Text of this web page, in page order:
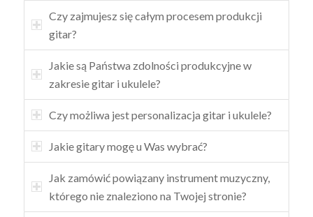
Czy zajmujesz się całym procesem produkcji
gitar?
Jakie są Państwa zdolności produkcyjne w
zakresie gitar i ukulele?
Czy możliwa jest personalizacja gitar i ukulele?
Jakie gitary mogę u Was wybrać?
Jak zamówić powiązany instrument muzyczny,
którego nie znaleziono na Twojej stronie?